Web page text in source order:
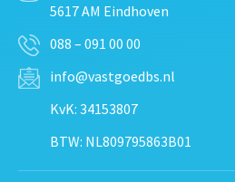
5617 AM Eindhoven
088 – 091 00 00
info@vastgoedbs.nl
KvK: 34153807
BTW: NL809795863B01